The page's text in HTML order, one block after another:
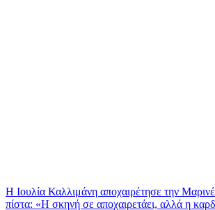
Η Ιουλία Καλλιμάνη αποχαιρέτησε την
πίστα: «H σκηνή σε αποχαιρετάει, αλλά η